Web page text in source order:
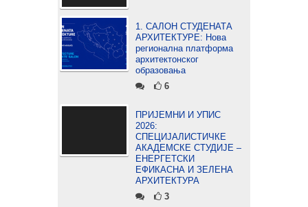
1. САЛОН СТУДЕНАТА
АРХИТЕКТУРЕ: Нова
регионална платформа
архитектонског
образовања
6
ПРИЈЕМНИ И УПИС
2026:
СПЕЦИЈАЛИСТИЧКЕ
АКАДЕМСКЕ СТУДИЈЕ –
ЕНЕРГЕТСКИ
ЕФИКАСНА И ЗЕЛЕНА
АРХИТЕКТУРА
3